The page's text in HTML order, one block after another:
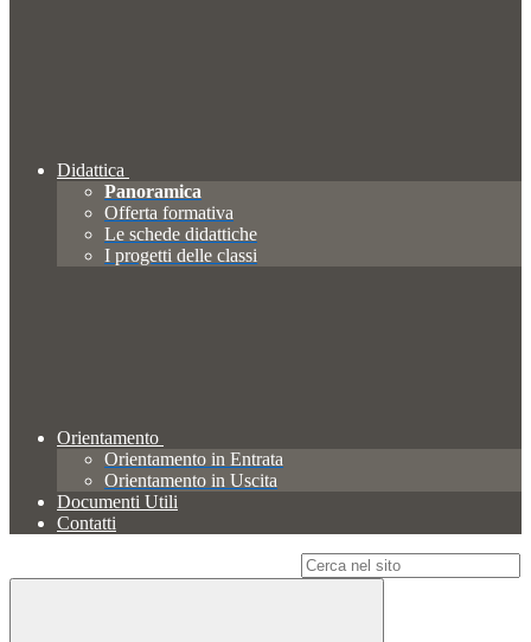
Didattica
Panoramica
Offerta formativa
Le schede didattiche
I progetti delle classi
Orientamento
Orientamento in Entrata
Orientamento in Uscita
Documenti Utili
Contatti